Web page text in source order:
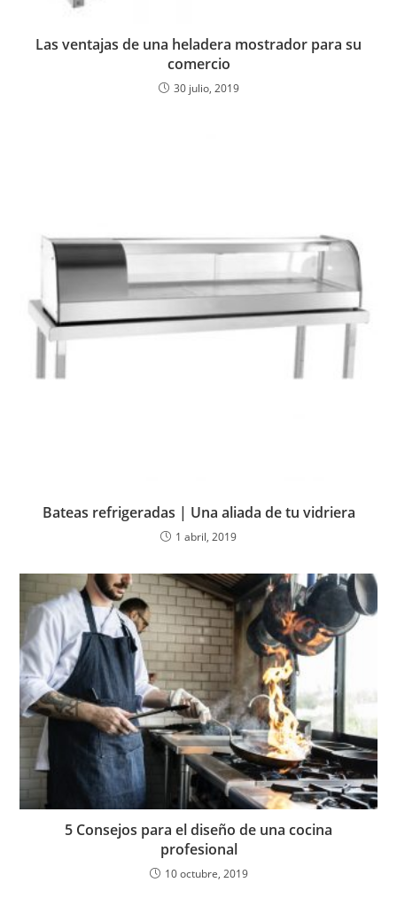
Las ventajas de una heladera mostrador para su
comercio
30 julio, 2019
Bateas refrigeradas | Una aliada de tu vidriera
1 abril, 2019
5 Consejos para el diseño de una cocina
profesional
10 octubre, 2019